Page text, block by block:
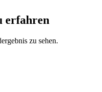
erfahren
zu sehen.